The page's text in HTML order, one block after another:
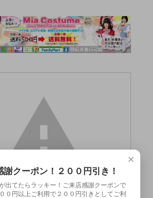
×
謝クーポン！２００円引き！
出てたらラッキー！ご来店感謝クーポンで
０円以上ご利用で２００円引きとしてご利